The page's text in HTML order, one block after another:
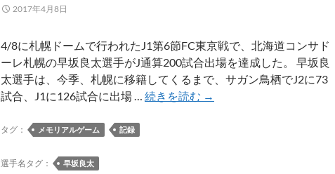
足
2017年4月8日
4/8に札幌ドームで行われたJ1第6節FC東京戦で、北海道コンサド
ーレ札幌の早坂良太選手がJ通算200試合出場を達成した。 早坂良
太選手は、今季、札幌に移籍してくるまで、サガン鳥栖でJ2に73
試合、J1に126試合に出場 … 続きを読む 早
→
タグ： メモリアルゲーム 記録
選手名タグ： 早坂良太